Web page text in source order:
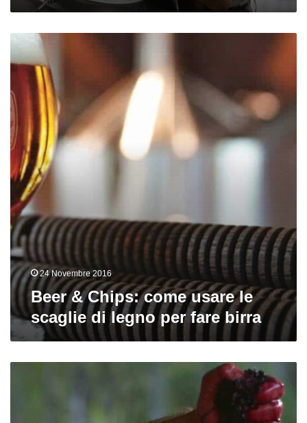
&
Chips:
usare
le
scaglie
di
legno
per
fare
birra
24 Novembre 2016
Beer & Chips: come usare le
scaglie di legno per fare birra